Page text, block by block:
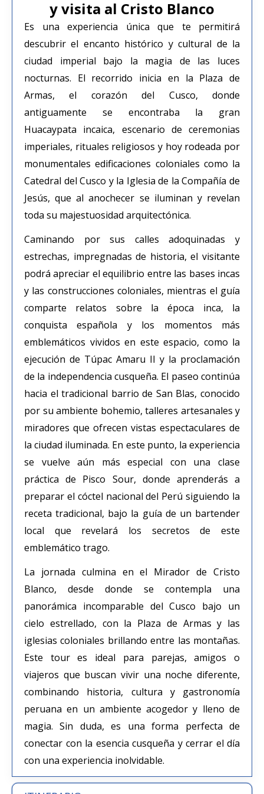
y visita al Cristo Blanco
Es una experiencia única que te permitirá
descubrir el encanto histórico y cultural de la
ciudad imperial bajo la magia de las luces
nocturnas. El recorrido inicia en la Plaza de
Armas, el corazón del Cusco, donde
antiguamente se encontraba la gran
Huacaypata incaica, escenario de ceremonias
imperiales, rituales religiosos y hoy rodeada por
monumentales edificaciones coloniales como la
Catedral del Cusco y la Iglesia de la Compañía de
Jesús, que al anochecer se iluminan y revelan
toda su majestuosidad arquitectónica.
Caminando por sus calles adoquinadas y
estrechas, impregnadas de historia, el visitante
podrá apreciar el equilibrio entre las bases incas
y las construcciones coloniales, mientras el guía
comparte relatos sobre la época inca, la
conquista española y los momentos más
emblemáticos vividos en este espacio, como la
ejecución de Túpac Amaru II y la proclamación
de la independencia cusqueña. El paseo continúa
hacia el tradicional barrio de San Blas, conocido
por su ambiente bohemio, talleres artesanales y
miradores que ofrecen vistas espectaculares de
la ciudad iluminada. En este punto, la experiencia
se vuelve aún más especial con una clase
práctica de Pisco Sour, donde aprenderás a
preparar el cóctel nacional del Perú siguiendo la
receta tradicional, bajo la guía de un bartender
local que revelará los secretos de este
emblemático trago.
La jornada culmina en el Mirador de Cristo
Blanco, desde donde se contempla una
panorámica incomparable del Cusco bajo un
cielo estrellado, con la Plaza de Armas y las
iglesias coloniales brillando entre las montañas.
Este tour es ideal para parejas, amigos o
viajeros que buscan vivir una noche diferente,
combinando historia, cultura y gastronomía
peruana en un ambiente acogedor y lleno de
magia. Sin duda, es una forma perfecta de
conectar con la esencia cusqueña y cerrar el día
con una experiencia inolvidable.